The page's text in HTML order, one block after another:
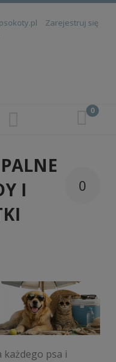
Zarejestruj się
I
0
każdego psa i